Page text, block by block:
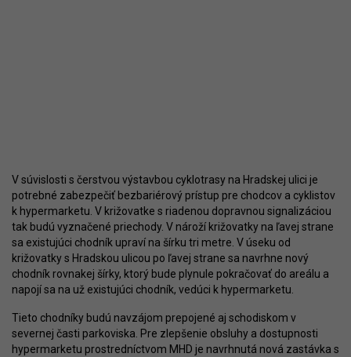
V súvislosti s čerstvou výstavbou cyklotrasy na Hradskej ulici je
potrebné zabezpečiť bezbariérový prístup pre chodcov a cyklistov
k hypermarketu. V križovatke s riadenou dopravnou signalizáciou
tak budú vyznačené priechody. V nároží križovatky na ľavej strane
sa existujúci chodník upraví na šírku tri metre. V úseku od
križovatky s Hradskou ulicou po ľavej strane sa navrhne nový
chodník rovnakej šírky, ktorý bude plynule pokračovať do areálu a
napojí sa na už existujúci chodník, vedúci k hypermarketu.
Tieto chodníky budú navzájom prepojené aj schodiskom v
severnej časti parkoviska. Pre zlepšenie obsluhy a dostupnosti
hypermarketu prostredníctvom MHD je navrhnutá nová zastávka s